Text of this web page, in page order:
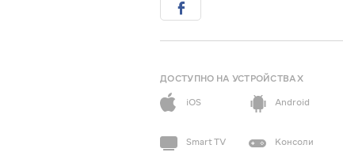
ДОСТУПНО НА УСТРОЙСТВАХ
iOS
Android
Smart TV Консоли